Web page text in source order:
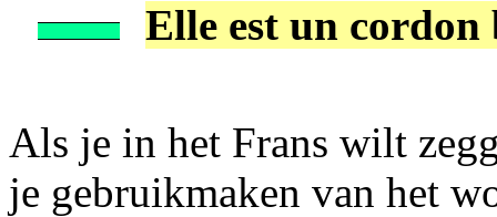
Elle est un cordon
Als je in het Frans wilt
je gebruikmaken van het